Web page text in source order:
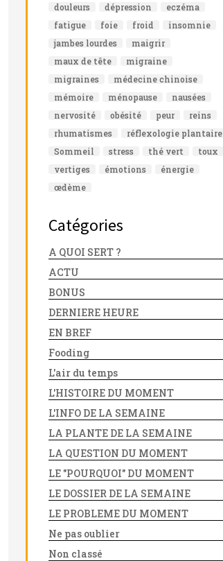
douleurs
dépression
eczéma
fatigue
foie froid
insomnie
jambes lourdes
maigrir
maux de tête
migraine
migraines
médecine chinoise
mémoire
ménopause
nausées
nervosité
obésité peur
reins
rhumatismes
réflexologie plantaire
Sommeil
stress thé vert
toux
vertiges
émotions
énergie
œdème
Catégories
A QUOI SERT ?
ACTU
BONUS
DERNIERE HEURE
EN BREF
Fooding
L'air du temps
L'HISTOIRE DU MOMENT
L'INFO DE LA SEMAINE
LA PLANTE DE LA SEMAINE
LA QUESTION DU MOMENT
LE "POURQUOI" DU MOMENT
LE DOSSIER DE LA SEMAINE
LE PROBLEME DU MOMENT
Ne pas oublier
Non classé